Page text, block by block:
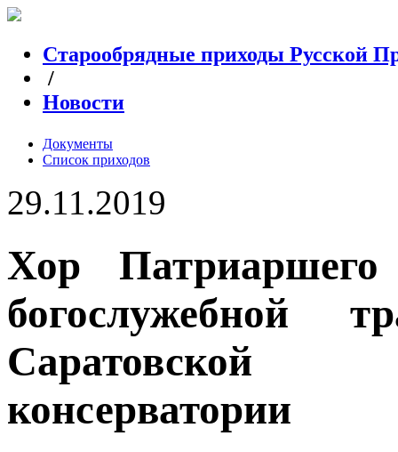
Старообрядные приходы Русской
/
Новости
Документы
Список приходов
29.11.2019
Хор Патриаршего
богослужебной
Саратовской
консерватории